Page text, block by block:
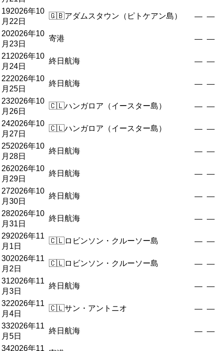
192026年10
月22日
🇬🇧アダムスタウン（ピトケアン島） — —
202026年10
月23日
寄港 — —
212026年10
月24日
終日航海 — —
222026年10
月25日
終日航海 — —
232026年10
月26日
🇨🇱ハンガロア（イースター島） — —
242026年10
月27日
🇨🇱ハンガロア（イースター島） — —
252026年10
月28日
終日航海 — —
262026年10
月29日
終日航海 — —
272026年10
月30日
終日航海 — —
282026年10
月31日
終日航海 — —
292026年11
月1日
🇨🇱ロビンソン・クルーソー島 — —
302026年11
月2日
🇨🇱ロビンソン・クルーソー島 — —
312026年11
月3日
終日航海 — —
322026年11
月4日
🇨🇱サン・アントニオ — —
332026年11
月5日
終日航海 — —
342026年11